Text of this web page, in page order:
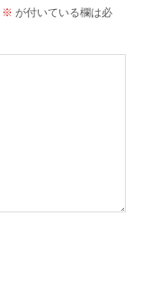
※ が付いている欄は必